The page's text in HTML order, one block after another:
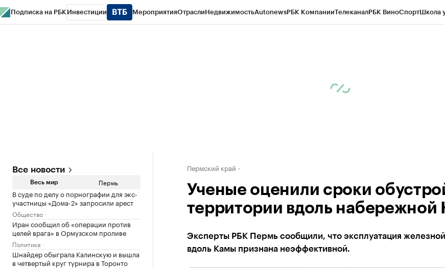
Подписка на РБК Инвестиции МероприятияОтраслиНедвижимостьAutonewsРБК КомпанииТелеканалРБК ВиноСпортШкола
Все новости
Весь мир Пермь
В суде по делу о порнографии для экс-
участницы «Дома-2» запросили арест
Общество
Иран сообщил об «операции против
целей врага» в Ормузском проливе
Политика
Шнайдер обыграла Калинскую и вышла
в четвертый круг турнира в Торонто
Пермский край
Ученые оценили сроки
территории вдоль набережной
Эксперты РБК Пермь сообщили, что эксплуатация
вдоль Камы признана неэффективной.